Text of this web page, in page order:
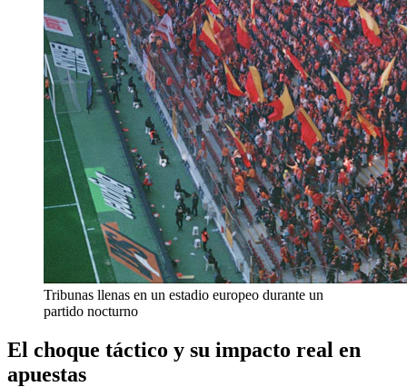
Tribunas llenas en un estadio europeo durante un
partido nocturno
El choque táctico y su impacto real en
apuestas